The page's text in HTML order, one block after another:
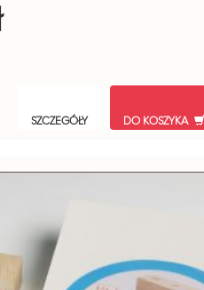
SZCZEGÓŁY DO KOSZYKA